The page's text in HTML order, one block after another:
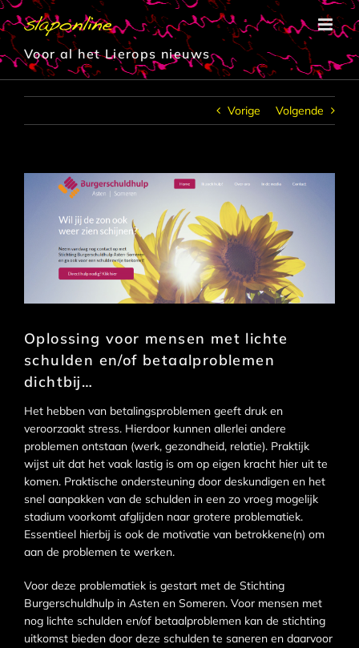
Ga
naar
inhoud
Voor al het Lierops nieuws
Vorige Volgende
Oplossing voor mensen met lichte
schulden en/of betaalproblemen
dichtbij…
Het hebben van betalingsproblemen geeft druk en
veroorzaakt stress. Hierdoor kunnen allerlei andere
problemen ontstaan (werk, gezondheid, relatie). Praktijk
wijst uit dat het vaak lastig is om op eigen kracht hier uit te
komen. Praktische ondersteuning door deskundigen en het
snel aanpakken van de schulden in een zo vroeg mogelijk
stadium voorkomt afglijden naar grotere problematiek.
Essentieel hierbij is ook de motivatie van betrokkene(n) om
aan de problemen te werken.
Voor deze problematiek is gestart met de Stichting
Burgerschuldhulp in Asten en Someren. Voor mensen met
nog lichte schulden en/of betaalproblemen kan de stichting
uitkomst bieden door deze schulden te saneren en daarvoor